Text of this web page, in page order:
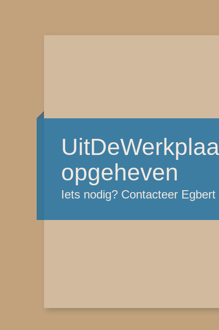
opgeheven
Iets nodig? Contacteer